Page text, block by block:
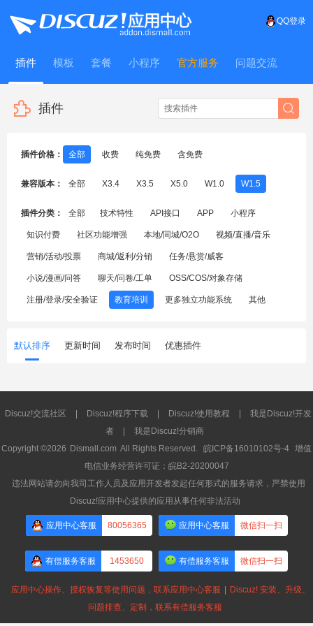
QQ登录
插件 模板 套餐 小程序 官方服务 问题交流
WitFrame
插件
插件价格： 全部 收费 纯免费 含免费
兼容版本： 全部 X3.4 X3.5 X5.0 W1.0 W1.5
插件分类： 全部 技术特性 API接口 APP 小程序
知识付费 社区功能增强 本地/同城/O2O 视频/直播/音乐
营销/活动/投票 商城/返利/分销 任务/悬赏/威客
小说/漫画/问答 聊天/问卷/工单 OSS/COS/对象存储
注册/登录/安全验证 教育培训 更多独立功能系统 其他
默认排序 更新时间 发布时间 优惠插件
Discuz!交流社区 Discuz!程序下载 Discuz!使用教程
我是Discuz!开发
者
我是Discuz!分销商
Copyright ©2026 Dismall.com All Rights Reserved. 皖ICP备16010102号-4 增值
电信业务经营许可证：皖B2-20200047
违法网站请勿向我司工作人员及应用开发者发起任何形式的服务请求，严禁使用
Discuz!应用中心提供的应用从事任何非法活动
应用中心客服 80056365 应用中心客服 微信扫一扫
有偿服务客服 1453650 有偿服务客服 微信扫一扫
应用中心操作、授权恢复等使用问题，联系应用中心客服
Discuz! 安装、升级、
问题排查、定制，联系有偿服务客服